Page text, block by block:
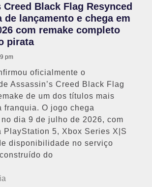
Creed Black Flag Resynced
de lançamento e chega em
com remake completo
pirata
pm
oficialmente o
Assassin’s Creed Black Flag
de um dos títulos mais
franquia. O jogo chega
dia 9 de julho de 2026, com
PlayStation 5, Xbox Series X|S
disponibilidade no serviço
do